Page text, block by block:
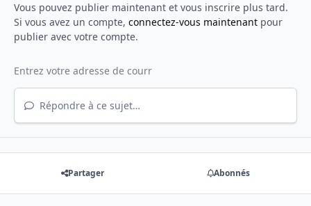
Vous pouvez publier maintenant et vous inscrire plus tard.
Si vous avez un compte, connectez-vous maintenantpour
publier avec votre compte.
Répondre à ce sujet…
Partager Abonnés